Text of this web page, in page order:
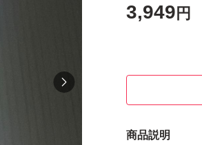
3,949 円
商品説明